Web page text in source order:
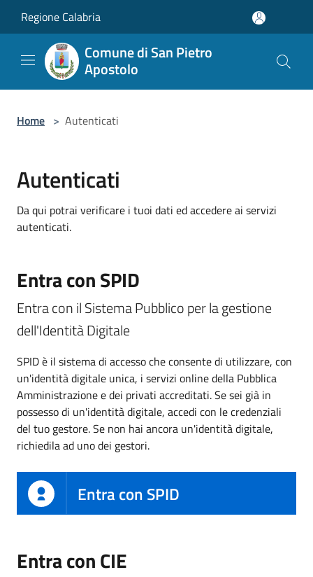
Regione Calabria
Comune di San Pietro
Apostolo
Home > Autenticati
Autenticati
Da qui potrai verificare i tuoi dati ed accedere ai servizi
autenticati.
Entra con SPID
Entra con il Sistema Pubblico per la gestione
dell'Identità Digitale
SPID è il sistema di accesso che consente di utilizzare, con
un'identità digitale unica, i servizi online della Pubblica
Amministrazione e dei privati accreditati. Se sei già in
possesso di un'identità digitale, accedi con le credenziali
del tuo gestore. Se non hai ancora un'identità digitale,
richiedila ad uno dei gestori.
Entra con SPID
Entra con CIE